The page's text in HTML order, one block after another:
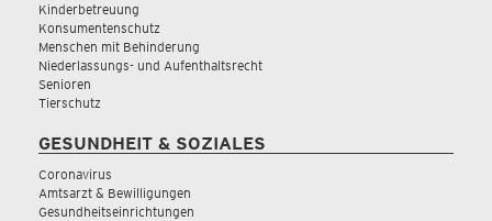
Kinderbetreuung
Konsumentenschutz
Menschen mit Behinderung
Niederlassungs- und Aufenthaltsrecht
Senioren
Tierschutz
GESUNDHEIT & SOZIALES
Coronavirus
Amtsarzt & Bewilligungen
Gesundheitseinrichtungen